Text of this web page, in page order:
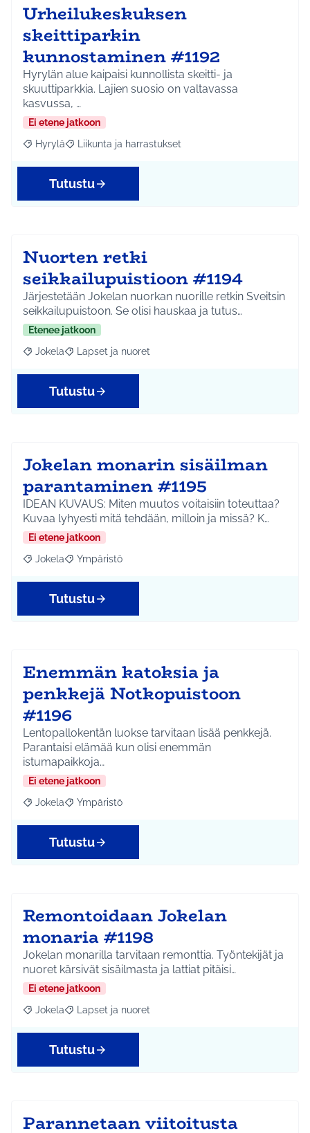
Urheilukeskuksen
skeittiparkin
kunnostaminen #1192
Hyrylän alue kaipaisi kunnollista skeitti- ja
skuuttiparkkia. Lajien suosio on valtavassa
kasvussa, …
Ei etene jatkoon
Rajaa tulokset aihepiirin mukaan: Hyrylä
Hyrylä Rajaa tulokset teeman mukaan: Liikunta ja
Liikunta ja harrastukset
Tutustu
Nuorten retki
seikkailupuistioon #1194
Järjestetään Jokelan nuorkan nuorille retkin Sveitsin
seikkailupuistoon. Se olisi hauskaa ja tutus…
Etenee jatkoon
Rajaa tulokset aihepiirin mukaan: Jokela
Jokela Rajaa tulokset teeman mukaan: Lapset ja nuoret
Lapset ja nuoret
Tutustu
Jokelan monarin sisäilman
parantaminen #1195
IDEAN KUVAUS: Miten muutos voitaisiin toteuttaa?
Kuvaa lyhyesti mitä tehdään, milloin ja missä? K…
Ei etene jatkoon
Rajaa tulokset aihepiirin mukaan: Jokela
Jokela Rajaa tulokset teeman mukaan: Ympäristö
Ympäristö
Tutustu
Enemmän katoksia ja
penkkejä Notkopuistoon
#1196
Lentopallokentän luokse tarvitaan lisää penkkejä.
Parantaisi elämää kun olisi enemmän
istumapaikkoja…
Ei etene jatkoon
Rajaa tulokset aihepiirin mukaan: Jokela
Jokela Rajaa tulokset teeman mukaan: Ympäristö
Ympäristö
Tutustu
Remontoidaan Jokelan
monaria #1198
Jokelan monarilla tarvitaan remonttia. Työntekijät ja
nuoret kärsivät sisäilmasta ja lattiat pitäisi…
Ei etene jatkoon
Rajaa tulokset aihepiirin mukaan: Jokela
Jokela Rajaa tulokset teeman mukaan: Lapset ja nuoret
Lapset ja nuoret
Tutustu
Parannetaan viitoitusta